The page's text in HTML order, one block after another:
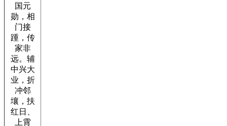
国元
勋，相
门接
踵，传
家非
远。辅
中兴大
业，折
冲邻
壤，扶
红日、
上霄